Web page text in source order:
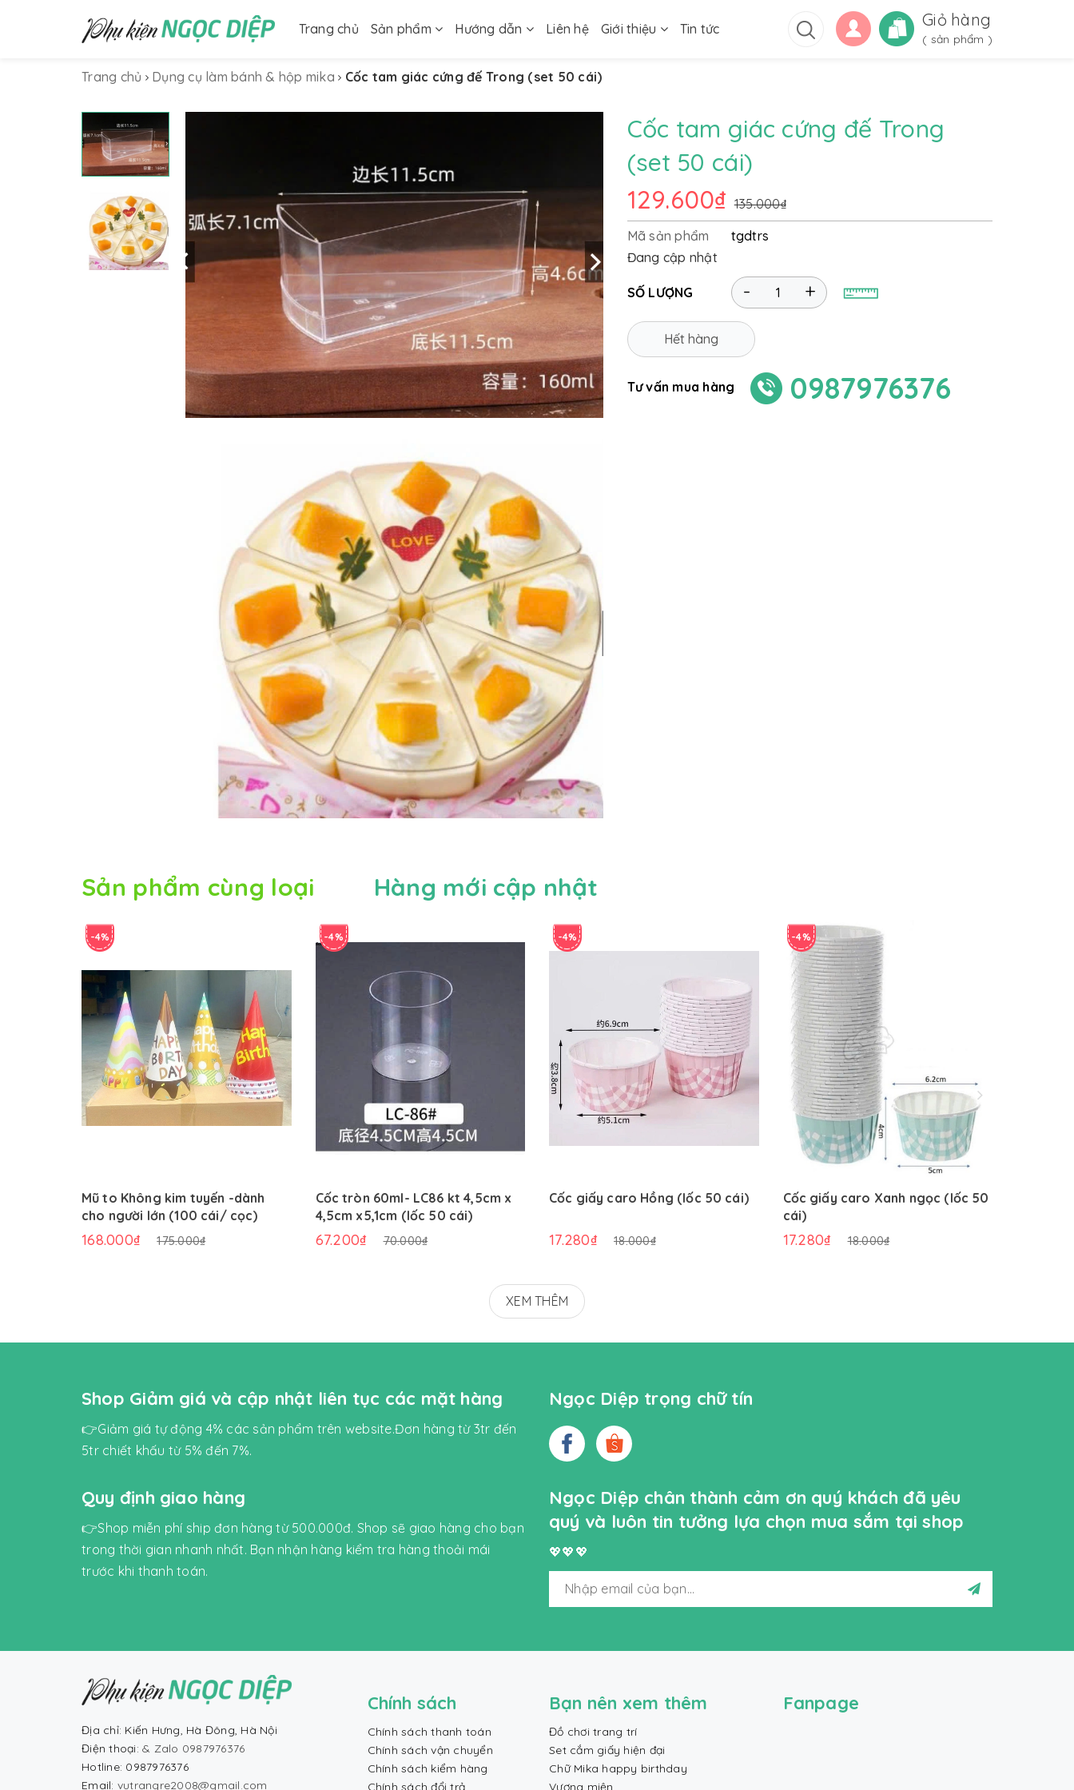
Trang chủ Sản phẩm Hướng dẫn Liên hệ Giới thiệu Tin tức Giỏ hàng
( sản phẩm )
Trang chủ Dụng cụ làm bánh & hộp mika Cốc tam giác cứng đế Trong (set 50 cái)
Cốc tam giác cứng đế Trong
(set 50 cái)
129.600₫ 135.000₫
Mã sản phẩm
tgdtrs
Đang cập nhật
SỐ LƯỢNG +
-
Hết hàng
Tư vấn mua hàng 0987976376
Sản phẩm cùng loại Hàng mới cập nhật
-4%
Mũ to Không kim tuyến -dành
cho người lớn (100 cái/ cọc)
168.000₫ 175.000₫
-4%
Cốc tròn 60ml- LC86 kt 4,5cm x
4,5cm x5,1cm (lốc 50 cái)
67.200₫ 70.000₫
-4%
Cốc giấy caro Hồng (lốc 50 cái)
17.280₫ 18.000₫
-4%
Cốc giấy caro Xanh ngọc (lốc 50
cái)
17.280₫ 18.000₫
XEM THÊM
Shop Giảm giá và cập nhật liên tục các mặt hàng
👉Giảm giá tự động 4% các sản phẩm trên website.Đơn hàng từ 3tr đến
5tr chiết khấu từ 5% đến 7%.
Quy định giao hàng
👉Shop miễn phí ship đơn hàng từ 500.000đ. Shop sẽ giao hàng cho bạn
trong thời gian nhanh nhất. Bạn nhận hàng kiểm tra hàng thoải mái
trước khi thanh toán.
Ngọc Diệp trọng chữ tín
Ngọc Diệp chân thành cảm ơn quý khách đã yêu
quý và luôn tin tưởng lựa chọn mua sắm tại shop
💖💖💖
Địa chỉ: Kiến Hưng, Hà Đông, Hà Nội
Điện thoại: & Zalo 0987976376
Hotline: 0987976376
Email: vutrangre2008@gmail.com
Chính sách
Chính sách thanh toán
Chính sách vận chuyển
Chính sách kiểm hàng
Chính sách đổi trả
Bạn nên xem thêm
Đồ chơi trang trí
Set cắm giấy hiện đại
Chữ Mika happy birthday
Vương miện
Fanpage